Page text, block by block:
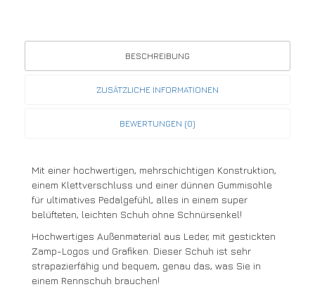
BESCHREIBUNG
ZUSÄTZLICHE INFORMATIONEN
BEWERTUNGEN (0)
Mit einer hochwertigen, mehrschichtigen Konstruktion,
einem Klettverschluss und einer dünnen Gummisohle
für ultimatives Pedalgefühl, alles in einem super
belüfteten, leichten Schuh ohne Schnürsenkel!
Hochwertiges Außenmaterial aus Leder, mit gestickten
Zamp-Logos und Grafiken. Dieser Schuh ist sehr
strapazierfähig und bequem, genau das, was Sie in
einem Rennschuh brauchen!